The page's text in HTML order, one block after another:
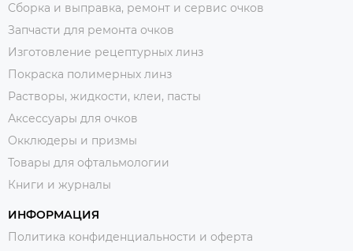
Сборка и выправка, ремонт и сервис очков
Запчасти для ремонта очков
Изготовление рецептурных линз
Покраска полимерных линз
Растворы, жидкости, клеи, пасты
Аксессуары для очков
Окклюдеры и призмы
Товары для офтальмологии
Книги и журналы
ИНФОРМАЦИЯ
Политика конфиденциальности и оферта